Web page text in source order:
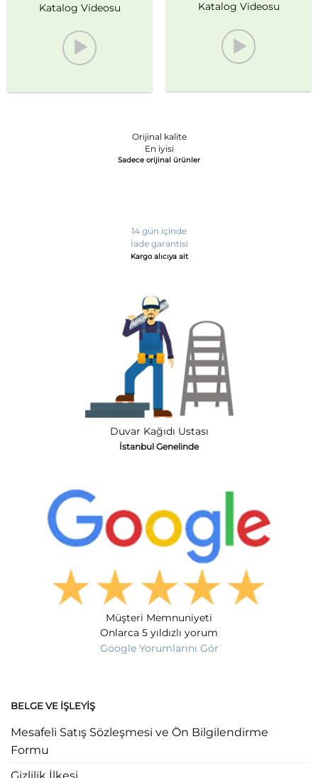
Katalog Videosu
Katalog Videosu
Orijinal kalite
En iyisi
Sadece orijinal ürünler
14 gün içinde
İade garantisi
Kargo alıcıya ait
Duvar Kağıdı Ustası
İstanbul Genelinde
Müşteri Memnuniyeti
Onlarca 5 yıldızlı yorum
Google Yorumlarını Gör
BELGE VE İŞLEYIŞ
Mesafeli Satış Sözleşmesi ve Ön Bilgilendirme
Formu